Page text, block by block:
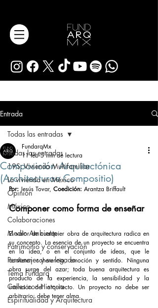
Entrada
Todas las entradas
19S: Vivienda Multifamiliar
La vivienda en México
Opinión
México
Colaboraciones
Medio Ambiente
Patrimonio y conservación
Personajes y su legado
Tema Fundarq
Calles con Historia
Espiritualidad y Arquitectura
Todas las entradas
Composición Arquitectónica
(Architecturae Compositio)
FundarqMx
11 feb 5 min de lectura
Por: Jesús Tovar, Coedición: Arantza Briffault
Componer como forma de enseñar
El valor de cualquier obra de arquitectura radica en
su concepto. La esencia de un proyecto se encuentra
en la idea, o en el conjunto de ideas, que le
confieren coherencia, emoción y sentido. Ninguna
obra surge del azar; toda buena arquitectura es
producto de la experiencia, la sensibilidad y la
intención del arquitecto. Un proyecto no debe ser
arbitrario: debe tener alma.